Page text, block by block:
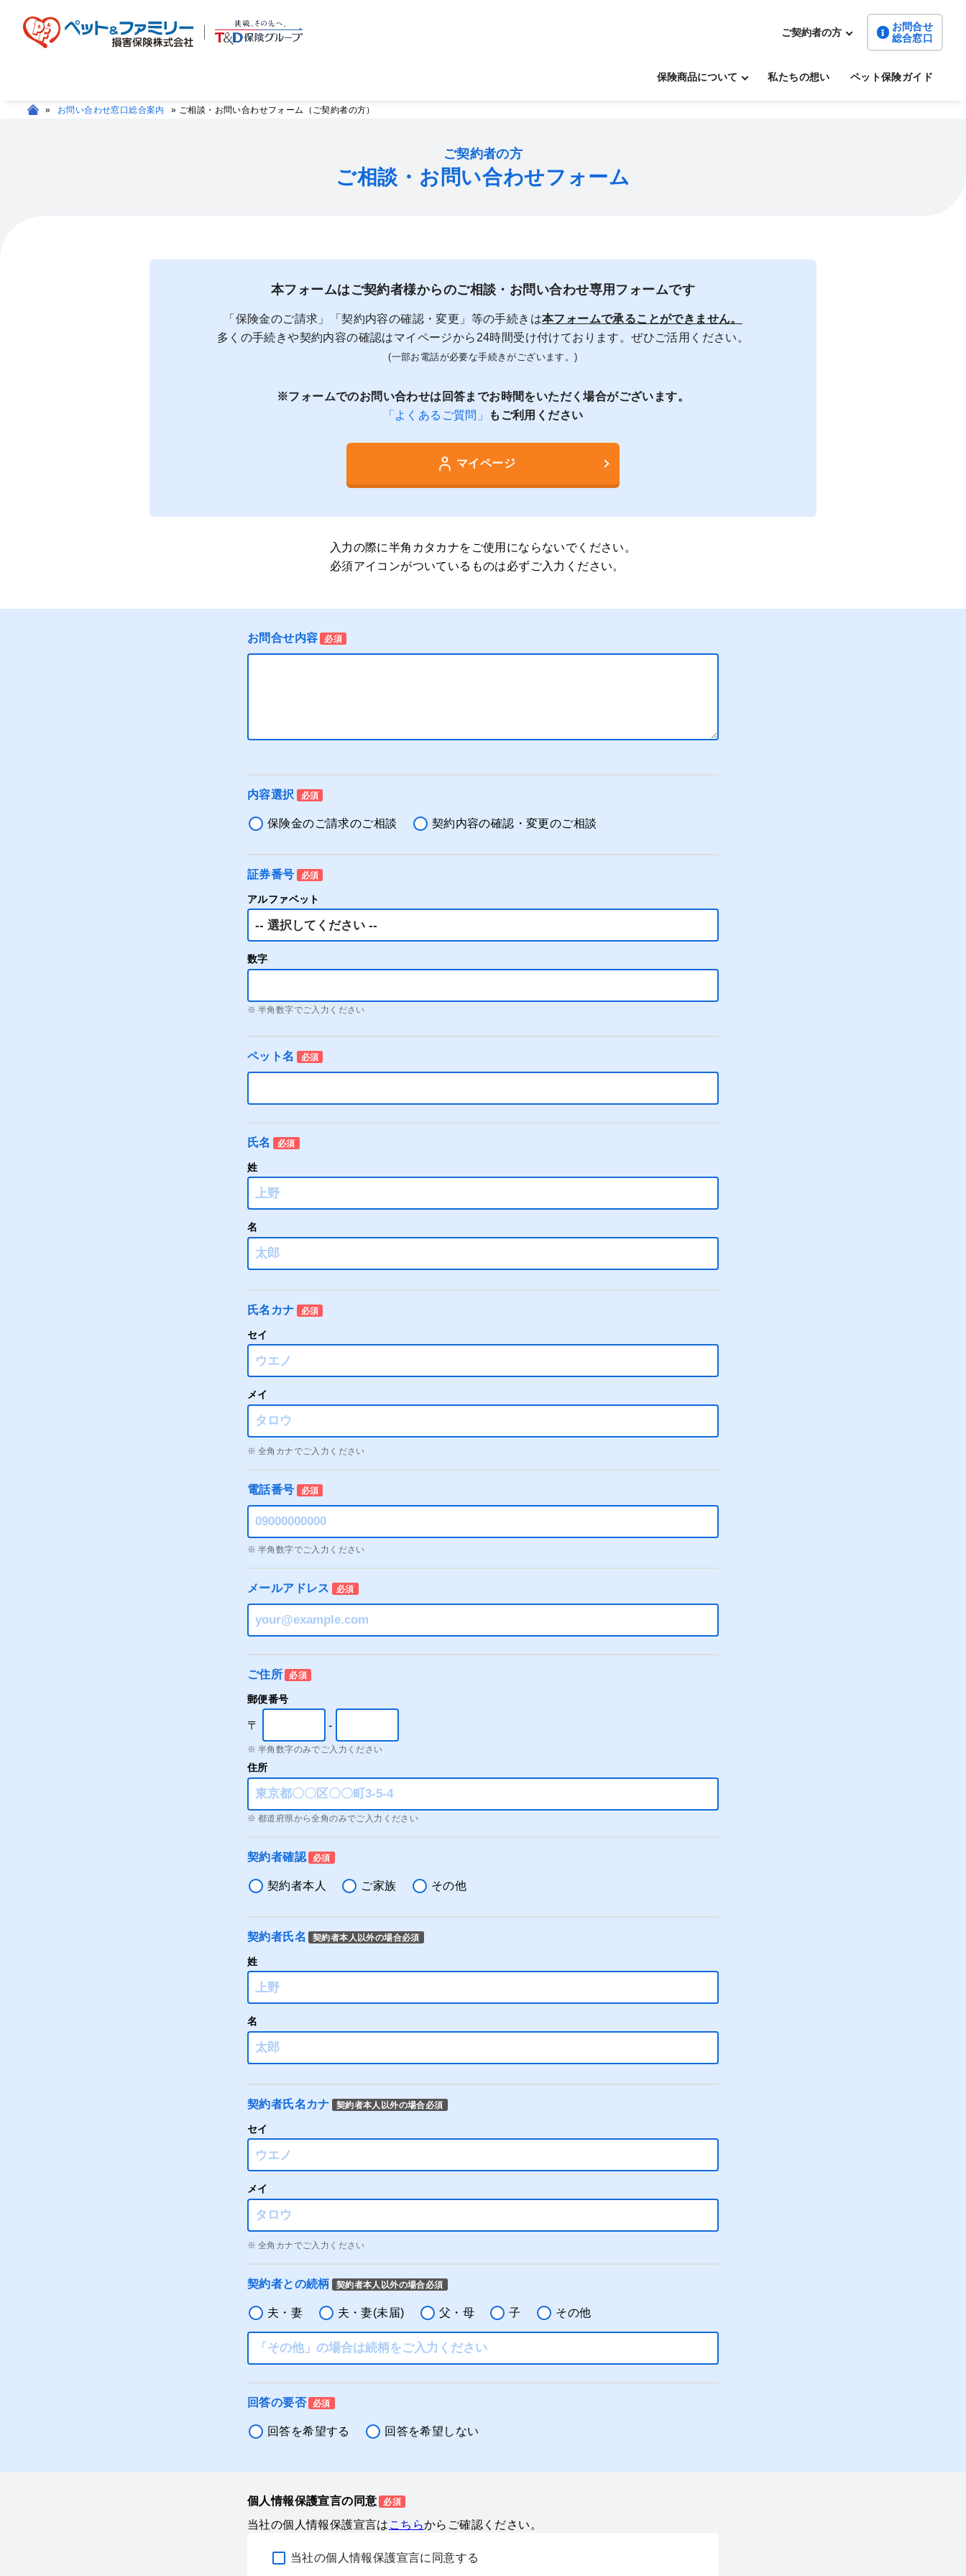
ご契約者の方
お問合せ
総合窓口
保険商品について 私たちの想い ペット保険ガイド
» お問い合わせ窓口総合案内 » ご相談・お問い合わせフォーム（ご契約者の方）
ご契約者の方
ご相談・お問い合わせフォーム
本フォームはご契約者様からのご相談・お問い合わせ専用フォームです
「保険金のご請求」「契約内容の確認・変更」等の手続きは本フォームで承ることができません。
多くの手続きや契約内容の確認はマイページから24時間受け付けております。ぜひご活用ください。
(一部お電話が必要な手続きがございます。)
※フォームでのお問い合わせは回答までお時間をいただく場合がございます。
「よくあるご質問」
もご利用ください
マイページ
入力の際に半角カタカナをご使用にならないでください。
必須アイコンがついているものは必ずご入力ください。
お問合せ内容 必須
内容選択 必須
保険金のご請求のご相談 契約内容の確認・変更のご相談
証券番号 必須
アルファベット
数字
半角数字でご入力ください
ペット名 必須
氏名 必須
姓
名
氏名カナ 必須
セイ
メイ
全角カナでご入力ください
電話番号 必須
半角数字でご入力ください
メールアドレス 必須
ご住所 必須
郵便番号
〒 -
半角数字のみでご入力ください
住所
都道府県から全角のみでご入力ください
契約者確認 必須
契約者本人 ご家族 その他
契約者氏名 契約者本人以外の場合必須
姓
名
契約者氏名カナ 契約者本人以外の場合必須
セイ
メイ
全角カナでご入力ください
契約者との続柄 契約者本人以外の場合必須
夫・妻 夫・妻(未届) 父・母 子 その他
回答の要否 必須
回答を希望する 回答を希望しない
個人情報保護宣言の同意 必須
当社の個人情報保護宣言は こちらからご確認ください。
当社の個人情報保護宣言に同意する